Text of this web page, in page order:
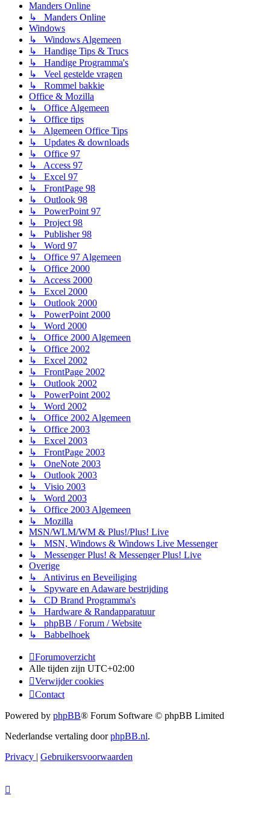
Manders Online
↳ Manders Online
Windows
↳ Windows Algemeen
↳ Handige Tips & Trucs
↳ Handige Programma's
↳ Veel gestelde vragen
↳ Rommel bakkie
Office & Mozilla
↳ Office Algemeen
↳ Office tips
↳ Algemeen Office Tips
↳ Updates & downloads
↳ Office 97
↳ Access 97
↳ Excel 97
↳ FrontPage 98
↳ Outlook 98
↳ PowerPoint 97
↳ Project 98
↳ Publisher 98
↳ Word 97
↳ Office 97 Algemeen
↳ Office 2000
↳ Access 2000
↳ Excel 2000
↳ Outlook 2000
↳ PowerPoint 2000
↳ Word 2000
↳ Office 2000 Algemeen
↳ Office 2002
↳ Excel 2002
↳ FrontPage 2002
↳ Outlook 2002
↳ PowerPoint 2002
↳ Word 2002
↳ Office 2002 Algemeen
↳ Office 2003
↳ Excel 2003
↳ FrontPage 2003
↳ OneNote 2003
↳ Outlook 2003
↳ Visio 2003
↳ Word 2003
↳ Office 2003 Algemeen
↳ Mozilla
MSN/WLM/WM & Plus!/Plus! Live
↳ MSN, Windows & Windows Live Messenger
↳ Messenger Plus! & Messenger Plus! Live
Overige
↳ Antivirus en Beveiliging
↳ Spyware en Adaware bestrijding
↳ CD Brand Programma's
↳ Hardware & Randapparatuur
↳ phpBB / Forum / Website
↳ Babbelhoek
Forumoverzicht
Alle tijden zijn UTC+02:00
Verwijder cookies
Contact
Powered by phpBB® Forum Software © phpBB Limited
Nederlandse vertaling doorphpBB.nl.
Privacy | Gebruikersvoorwaarden